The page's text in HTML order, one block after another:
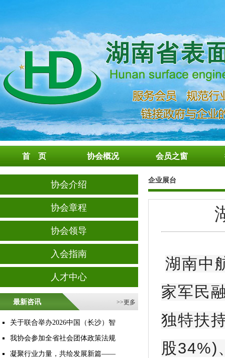
首 页 协会概况 会员之窗
协会介绍
协会章程
协会领导
入会指南
人才中心
最新咨讯 >>更多
关于联合举办2026中国（长沙）智
我协会参加全省社会团体政策法规
凝聚行业力量，共绘发展新篇——
企业展台
湖南中
家军民
独特扶
股34%)